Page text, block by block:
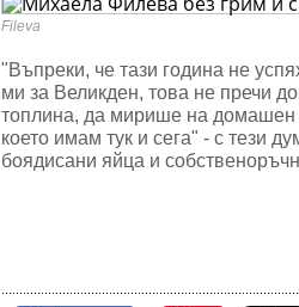
и
Fileva
"Въпреки, че тази година не
ми за Великден, това не пречи
топлина, да мирише на домашен
което имам тук и сега" - с тези
боядисани яйца и